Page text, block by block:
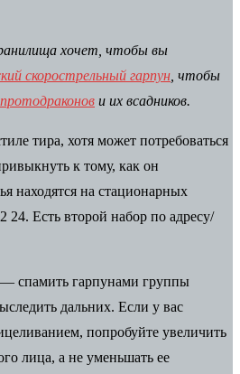
хочет, чтобы вы
скорострельный гарпун , чтобы
и их всадников.
тира, хотя может потребоваться
к тому, как он
находятся на стационарных
24. Есть второй набор по адресу/
спамить гарпунами группы
дальних. Если у вас
попробуйте увеличить
лица, а не уменьшать ее